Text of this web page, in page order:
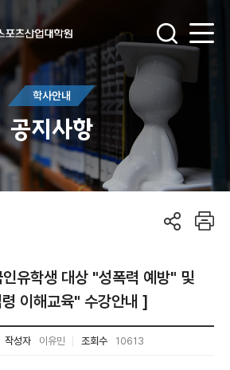
학사안내
공지사항
유학생 대상 "성폭력 예방" 및
이해교육" 수강안내 ]
작성자 이유민 조회수 10613